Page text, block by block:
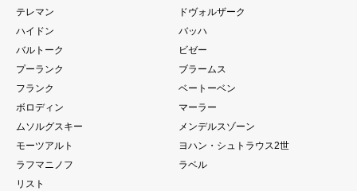
テレマン
ドヴォルザーク
ハイドン
バッハ
バルトーク
ビゼー
プーランク
ブラームス
フランク
ベートーベン
ボロディン
マーラー
ムソルグスキー
メンデルスゾーン
モーツアルト
ヨハン・シュトラウス2世
ラフマニノフ
ラベル
リスト